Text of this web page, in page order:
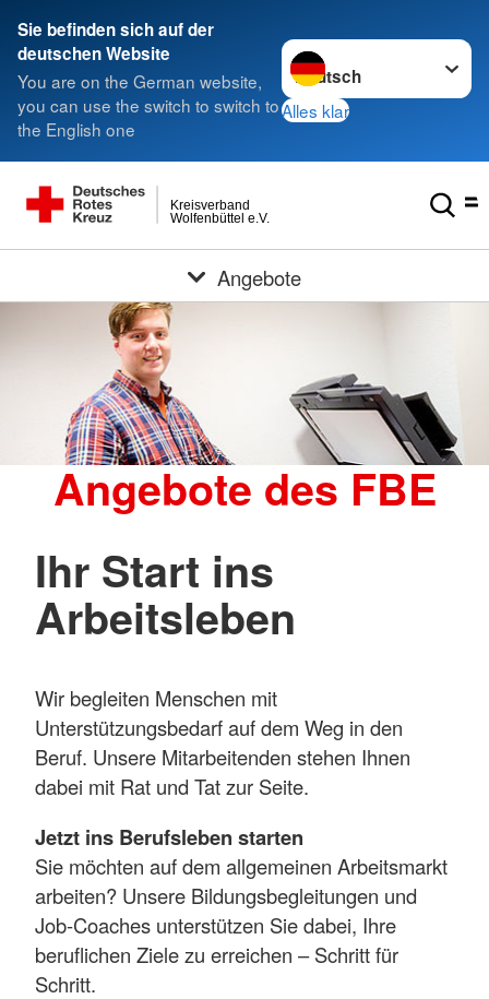
Sie befinden sich auf der
deutschen Website
You are on the German website,
you can use the switch to switch to
the English one
Sprache wechseln zu
Alles klar
Wolfenbüttel e.V.
Kreisverband
Angebote
Angebote des FBE
Ihr Start ins
Arbeitsleben
Wir begleiten Menschen mit
Unterstützungsbedarf auf dem Weg in den
Beruf. Unsere Mitarbeitenden stehen Ihnen
dabei mit Rat und Tat zur Seite.
Jetzt ins Berufsleben starten
Sie möchten auf dem allgemeinen Arbeitsmarkt
arbeiten? Unsere Bildungsbegleitungen und
Job-Coaches unterstützen Sie dabei, Ihre
beruflichen Ziele zu erreichen – Schritt für
Schritt.